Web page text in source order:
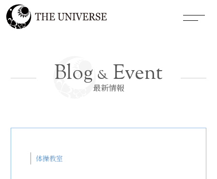
Blog & Event
最新情報
体操教室